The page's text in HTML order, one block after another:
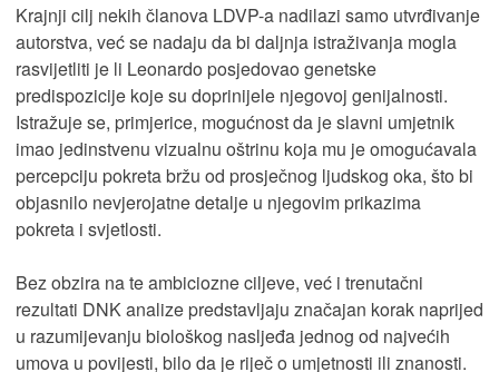
Krajnji cilj nekih članova LDVP-a nadilazi samo utvrđivanje
autorstva, već se nadaju da bi daljnja istraživanja mogla
rasvijetliti je li Leonardo posjedovao genetske
predispozicije koje su doprinijele njegovoj genijalnosti.
Istražuje se, primjerice, mogućnost da je slavni umjetnik
imao jedinstvenu vizualnu oštrinu koja mu je omogućavala
percepciju pokreta bržu od prosječnog ljudskog oka, što bi
objasnilo nevjerojatne detalje u njegovim prikazima
pokreta i svjetlosti.
Bez obzira na te ambiciozne ciljeve, već i trenutačni
rezultati DNK analize predstavljaju značajan korak naprijed
u razumijevanju biološkog nasljeđa jednog od najvećih
umova u povijesti, bilo da je riječ o umjetnosti ili znanosti.